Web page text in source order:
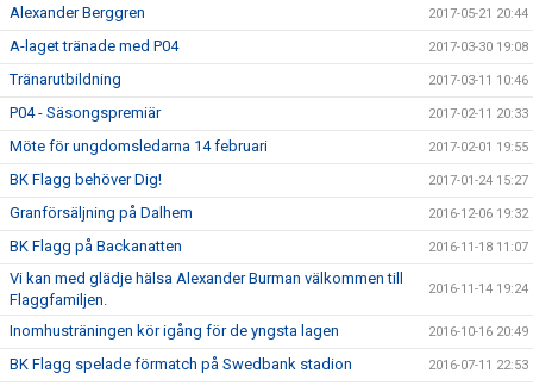
Alexander Berggren 2017-05-21 20:44
A-laget tränade med P04 2017-03-30 19:08
Tränarutbildning 2017-03-11 10:46
P04 - Säsongspremiär 2017-02-11 20:33
Möte för ungdomsledarna 14 februari 2017-02-01 19:55
BK Flagg behöver Dig! 2017-01-24 15:27
Granförsäljning på Dalhem 2016-12-06 19:32
BK Flagg på Backanatten 2016-11-18 11:07
Vi kan med glädje hälsa Alexander Burman välkommen till
Flaggfamiljen.
2016-11-14 19:24
Inomhusträningen kör igång för de yngsta lagen 2016-10-16 20:49
BK Flagg spelade förmatch på Swedbank stadion 2016-07-11 22:53